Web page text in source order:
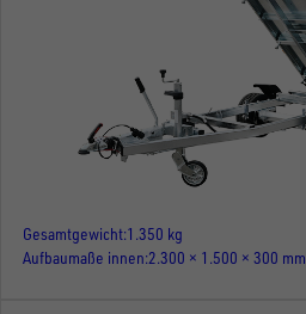
Gesamtgewicht 1.350 kg
Aufbaumaße innen 2.300 × 1.500 × 300 mm